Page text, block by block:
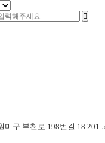
미구 부천로 198번길 18